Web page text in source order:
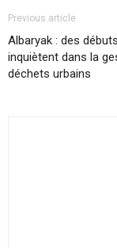
Previous article
Albaryak : des
inquiètent dans la
déchets urbains